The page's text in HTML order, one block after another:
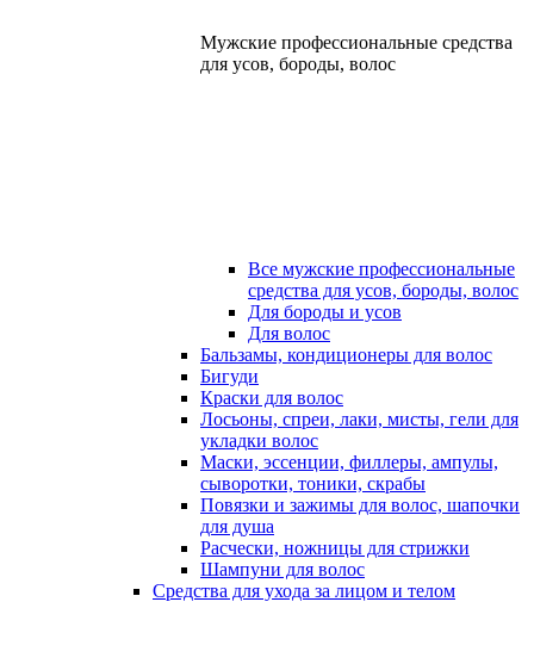
Мужские профессиональные средства
для усов, бороды, волос
Все мужские профессиональные
средства для усов, бороды, волос
Для бороды и усов
Для волос
Бальзамы, кондиционеры для волос
Бигуди
Краски для волос
Лосьоны, спреи, лаки, мисты, гели для
укладки волос
Маски, эссенции, филлеры, ампулы,
сыворотки, тоники, скрабы
Повязки и зажимы для волос, шапочки
для душа
Расчески, ножницы для стрижки
Шампуни для волос
Средства для ухода за лицом и телом